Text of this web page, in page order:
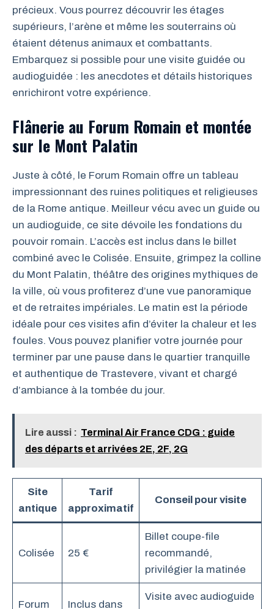
précieux. Vous pourrez découvrir les étages
supérieurs, l’arène et même les souterrains où
étaient détenus animaux et combattants.
Embarquez si possible pour une visite guidée ou
audioguidée : les anecdotes et détails historiques
enrichiront votre expérience.
Flânerie au Forum Romain et montée
sur le Mont Palatin
Juste à côté, le Forum Romain offre un tableau
impressionnant des ruines politiques et religieuses
de la Rome antique. Meilleur vécu avec un guide ou
un audioguide, ce site dévoile les fondations du
pouvoir romain. L’accès est inclus dans le billet
combiné avec le Colisée. Ensuite, grimpez la colline
du Mont Palatin, théâtre des origines mythiques de
la ville, où vous profiterez d’une vue panoramique
et de retraites impériales. Le matin est la période
idéale pour ces visites afin d’éviter la chaleur et les
foules. Vous pouvez planifier votre journée pour
terminer par une pause dans le quartier tranquille
et authentique de Trastevere, vivant et chargé
d’ambiance à la tombée du jour.
Lire aussi : Terminal Air France CDG : guide
des départs et arrivées 2E, 2F, 2G
Site
antique
Tarif
approximatif
Conseil pour visite
Colisée 25 €
Billet coupe-file
recommandé,
privilégier la matinée
Forum Inclus dans
Visite avec audioguide